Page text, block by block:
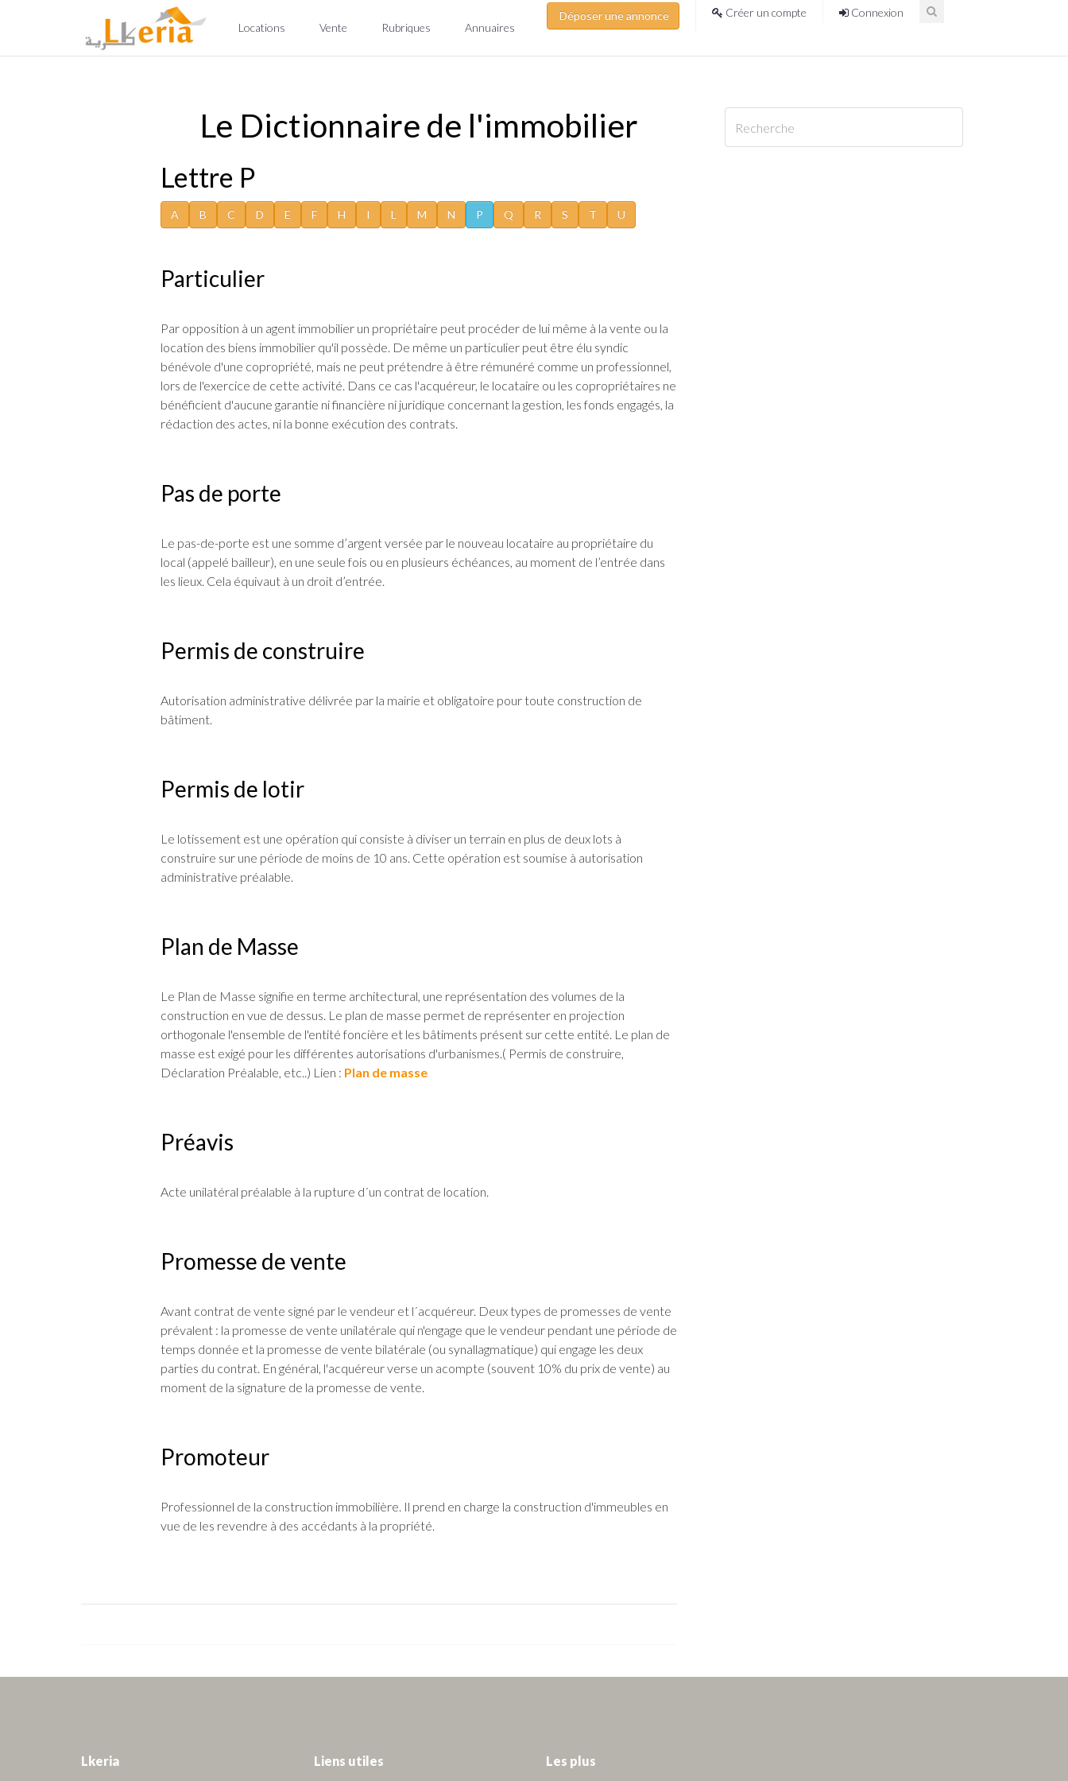
Locations Vente Rubriques Annuaires
Déposer une annonce Créer un compte Connexion
Le Dictionnaire de l'immobilier
Lettre P
A B C D E F H I L M N P Q R S T U
Particulier
Par opposition à un agent immobilier un propriétaire peut procéder de lui même à la vente ou la
location des biens immobilier qu'il possède. De même un particulier peut être élu syndic
bénévole d'une copropriété, mais ne peut prétendre à être rémunéré comme un professionnel,
lors de l'exercice de cette activité. Dans ce cas l'acquéreur, le locataire ou les copropriétaires ne
bénéficient d'aucune garantie ni financière ni juridique concernant la gestion, les fonds engagés, la
rédaction des actes, ni la bonne exécution des contrats.
Pas de porte
Le pas-de-porte est une somme d’argent versée par le nouveau locataire au propriétaire du
local (appelé bailleur), en une seule fois ou en plusieurs échéances, au moment de l’entrée dans
les lieux. Cela équivaut à un droit d’entrée.
Permis de construire
Autorisation administrative délivrée par la mairie et obligatoire pour toute construction de
bâtiment.
Permis de lotir
Le lotissement est une opération qui consiste à diviser un terrain en plus de deux lots à
construire sur une période de moins de 10 ans. Cette opération est soumise à autorisation
administrative préalable.
Plan de Masse
Le Plan de Masse signifie en terme architectural, une représentation des volumes de la
construction en vue de dessus. Le plan de masse permet de représenter en projection
orthogonale l'ensemble de l'entité foncière et les bâtiments présent sur cette entité. Le plan de
masse est exigé pour les différentes autorisations d'urbanismes.( Permis de construire,
Déclaration Préalable, etc..) Lien : Plan de masse
Préavis
Acte unilatéral préalable à la rupture d´un contrat de location.
Promesse de vente
Avant contrat de vente signé par le vendeur et l´acquéreur. Deux types de promesses de vente
prévalent : la promesse de vente unilatérale qui n'engage que le vendeur pendant une période de
temps donnée et la promesse de vente bilatérale (ou synallagmatique) qui engage les deux
parties du contrat. En général, l'acquéreur verse un acompte (souvent 10% du prix de vente) au
moment de la signature de la promesse de vente.
Promoteur
Professionnel de la construction immobilière. Il prend en charge la construction d'immeubles en
vue de les revendre à des accédants à la propriété.
Lkeria Liens utiles Les plus